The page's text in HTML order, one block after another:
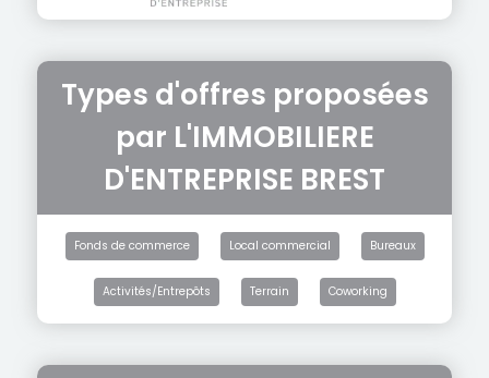
Types d'offres proposées
par L'IMMOBILIERE
D'ENTREPRISE BREST
Fonds de commerce Local commercial Bureaux
Activités/Entrepôts Terrain Coworking